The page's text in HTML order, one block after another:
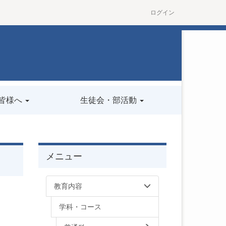
ログイン
様へ 生徒会・部活動
メニュー
教育内容
学科・コース